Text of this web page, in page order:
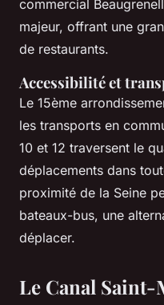
commercial
majeur, offrant une
de restaurants.
Accessibilité et
Le 15ème
les transports en
10 et 12 traversent le
déplacements dans
proximité de la Seine
bateaux-bus, une
déplacer.
Le Canal